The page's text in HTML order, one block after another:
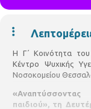
Η Γ΄ Κοινότητα
Κέντρο Ψυχικής
Νοσοκομείου
«Αναπτύσσοντας
παιδιού», τη